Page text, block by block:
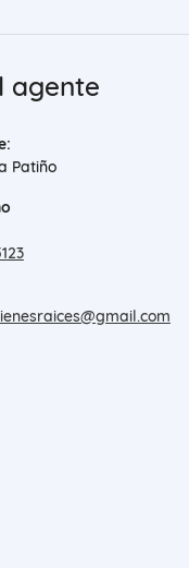
agente
Patiño